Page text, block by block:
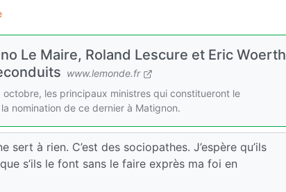
Le Maire, Roland Lescure et Eric Woerth
www.lemonde.fr
les principaux ministres qui constitueront le
nomination de ce dernier à Matignon.
à rien. C’est des sociopathes. J’espère qu’ils
s’ils le font sans le faire exprès ma foi en